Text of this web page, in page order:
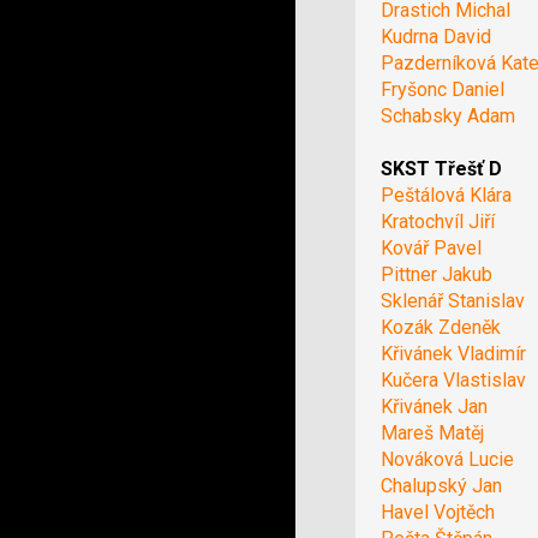
Drastich Michal
Kudrna David
Pazderníková
Fryšonc Daniel
Schabsky Adam
SKST Třešť D
Peštálová Klára
Kratochvíl Jiří
Kovář Pavel
Pittner Jakub
Sklenář Stanislav
Kozák Zdeněk
Křivánek Vladimír
Kučera Vlastislav
Křivánek Jan
Mareš Matěj
Nováková Lucie
Chalupský Jan
Havel Vojtěch